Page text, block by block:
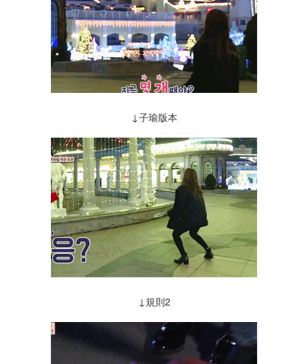
↓子瑜版本
↓規則2